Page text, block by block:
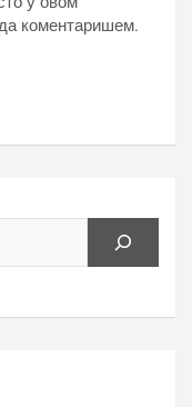
коментаришем.